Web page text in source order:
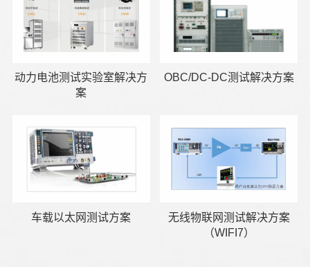
动力电池测试实验室解决方
案
OBC/DC-DC测试解决方案
车载以太网测试方案
无线物联网测试解决方案
（WIFI7）